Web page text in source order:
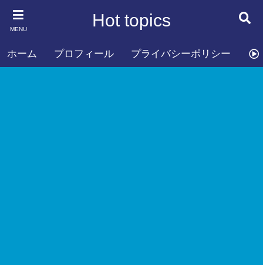
MENU Hot topics
ホーム プロフィール プライバシーポリシー お